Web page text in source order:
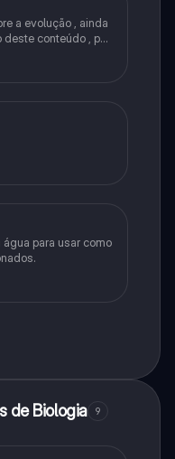
a evolução , ainda
conteúdo , por
fontes e
e fixar melhor.
para usar como
de Biologia 9